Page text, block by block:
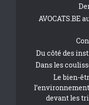
AVOCATS.BE
Du côté des
Dans les
Le bien-
devant les